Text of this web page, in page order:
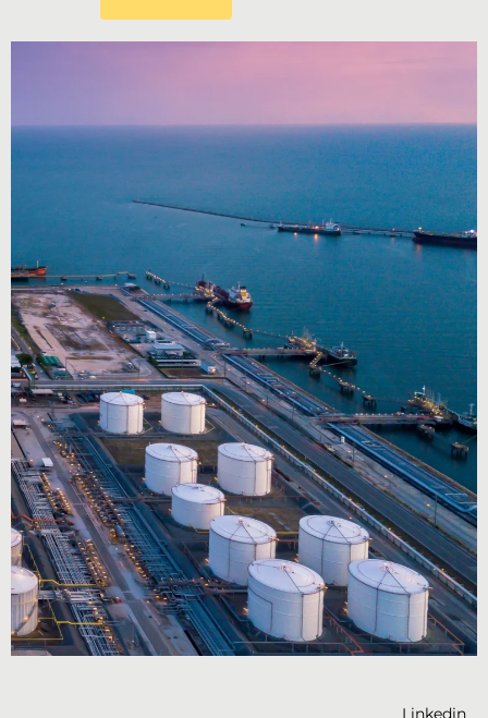
Linkedin